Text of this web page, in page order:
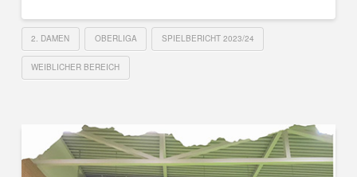
2. DAMEN OBERLIGA SPIELBERICHT 2023/24
WEIBLICHER BEREICH